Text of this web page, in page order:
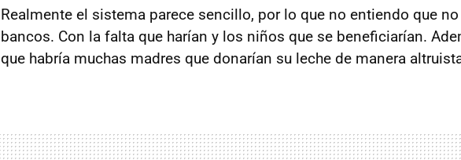
Realmente el sistema parece sencillo, por lo que no entiendo que
bancos. Con la falta que harían y los niños que se beneficiarían.
que habría muchas madres que donarían su leche de manera